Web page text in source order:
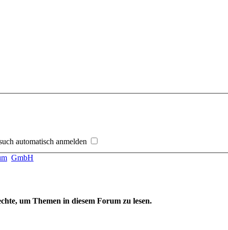
automatisch anmelden
GmbH
um Themen in diesem Forum zu lesen.